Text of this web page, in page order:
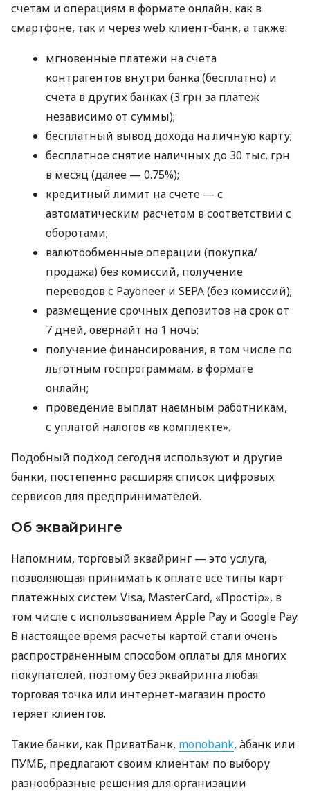
счетам и операциям в формате онлайн, как в
смартфоне, так и через web клиент-банк, а также:
мгновенные платежи на счета
контрагентов внутри банка (бесплатно) и
счета в других банках (3 грн за платеж
независимо от суммы);
бесплатный вывод дохода на личную карту;
бесплатное снятие наличных до 30 тыс. грн
в месяц (далее — 0.75%);
кредитный лимит на счете — с
автоматическим расчетом в соответствии с
оборотами;
валютообменные операции (покупка/
продажа) без комиссий, получение
переводов с Payoneer и SEPA (без комиссий);
размещение срочных депозитов на срок от
7 дней, овернайт на 1 ночь;
получение финансирования, в том числе по
льготным госпрограммам, в формате
онлайн;
проведение выплат наемным работникам,
с уплатой налогов «в комплекте».
Подобный подход сегодня используют и другие
банки, постепенно расширяя список цифровых
сервисов для предпринимателей.
Об эквайринге
Напомним, торговый эквайринг — это услуга,
позволяющая принимать к оплате все типы карт
платежных систем Visa, MasterCard, «Простір», в
том числе с использованием Apple Pay и Google Pay.
В настоящее время расчеты картой стали очень
распространенным способом оплаты для многих
покупателей, поэтому без эквайринга любая
торговая точка или интернет-магазин просто
теряет клиентов.
Такие банки, как ПриватБанк, monobank, àбанк или
ПУМБ, предлагают своим клиентам по выбору
разнообразные решения для организации